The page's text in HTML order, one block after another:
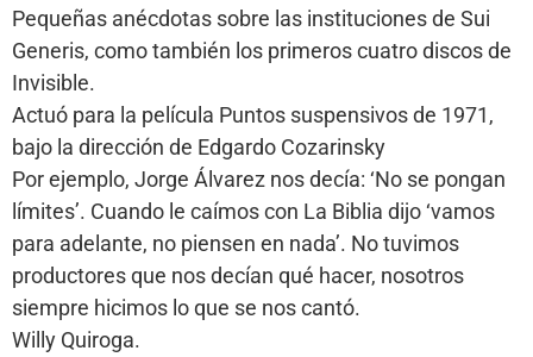
Pequeñas anécdotas sobre las instituciones de Sui
Generis, como también los primeros cuatro discos de
Invisible.
Actuó para la película Puntos suspensivos de 1971,
bajo la dirección de Edgardo Cozarinsky
Por ejemplo, Jorge Álvarez nos decía: ‘No se pongan
límites’. Cuando le caímos con La Biblia dijo ‘vamos
para adelante, no piensen en nada’. No tuvimos
productores que nos decían qué hacer, nosotros
siempre hicimos lo que se nos cantó.
Willy Quiroga.